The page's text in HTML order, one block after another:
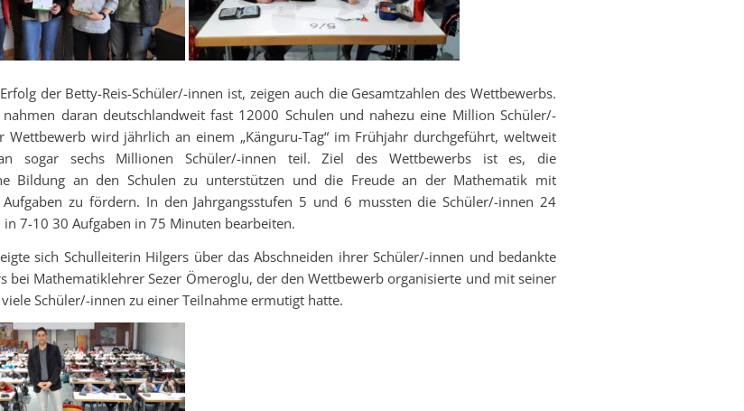
der Betty-Reis-Schüler/-innen ist, zeigen auch die Gesamtzahlen des Wettbewerbs.
daran deutschlandweit fast 12000 Schulen und nahezu eine Million Schüler/-
Wettbewerb wird jährlich an einem „Känguru-Tag“ im Frühjahr durchgeführt, weltweit
sogar sechs Millionen Schüler/-innen teil. Ziel des Wettbewerbs ist es, die
Bildung an den Schulen zu unterstützen und die Freude an der Mathematik mit
Aufgaben zu fördern. In den Jahrgangsstufen 5 und 6 mussten die Schüler/-innen 24
in 7-10 30 Aufgaben in 75 Minuten bearbeiten.
sich Schulleiterin Hilgers über das Abschneiden ihrer Schüler/-innen und bedankte
bei Mathematiklehrer Sezer Ömeroglu, der den Wettbewerb organisierte und mit seiner
viele Schüler/-innen zu einer Teilnahme ermutigt hatte.